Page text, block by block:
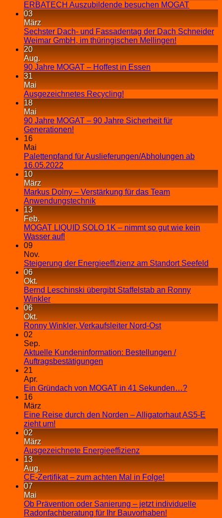
ERBATECH Auszubildende besuchen MOGAT
03
März
Sechster Dach- und Fassadentag der Dach Schneider
Weimar GmbH, im thüringischen Mellingen!
20
Aug.
90 Jahre MOGAT – Hoffest in Essen
31
Mai
Ausgezeichnetes Recycling!
18
Mai
90 Jahre MOGAT – 90 Jahre Sicherheit für
Generationen!
16
Mai
Palettenpfand für Auslieferungen/Abholungen ab
16.05.2022
10
März
Markus Dolny – Verstärkung für das Team
Anwendungstechnik
13
Feb.
MOGAT LIQUID SOLO 1K – nimmt so gut wie kein
Wasser auf!
09
Nov.
Steigerung der Energieeffizienz am Standort Seefeld
06
Okt.
Bernd Leschinski übergibt Staffelstab an Ronny
Winkler
06
Okt.
Ronny Winkler, Verkaufsleiter Nord-Ost
02
Sep.
Aktuelle Kundeninformation: Bestellungen /
Auftragsbestätigungen
21
Apr.
Ein Gründach von MOGAT in 41 Sekunden…?
16
März
Eine Reise durch den Norden – Alligatorhaut AS5-E
zieht um!
02
März
Ausgezeichnete Energieeffizienz
13
Aug.
CE-Zertifikat – zum achten Mal in Folge!
07
Mai
Ob Prävention oder Sanierung – jetzt individuelle
Radonfachberatung für Ihr Bauvorhaben!